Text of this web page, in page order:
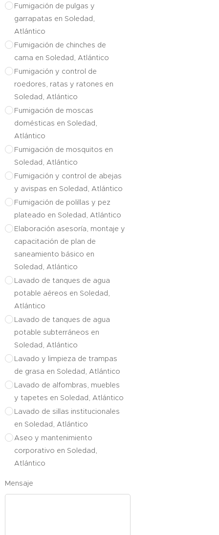
Fumigación de pulgas y
garrapatas en Soledad,
Atlántico
Fumigación de chinches de
cama en Soledad, Atlántico
Fumigación y control de
roedores, ratas y ratones en
Soledad, Atlántico
Fumigación de moscas
domésticas en Soledad,
Atlántico
Fumigación de mosquitos en
Soledad, Atlántico
Fumigación y control de abejas
y avispas en Soledad, Atlántico
Fumigación de polillas y pez
plateado en Soledad, Atlántico
Elaboración asesoría, montaje y
capacitación de plan de
saneamiento básico en
Soledad, Atlántico
Lavado de tanques de agua
potable aéreos en Soledad,
Atlántico
Lavado de tanques de agua
potable subterráneos en
Soledad, Atlántico
Lavado y limpieza de trampas
de grasa en Soledad, Atlántico
Lavado de alfombras, muebles
y tapetes en Soledad, Atlántico
Lavado de sillas institucionales
en Soledad, Atlántico
Aseo y mantenimiento
corporativo en Soledad,
Atlántico
Mensaje